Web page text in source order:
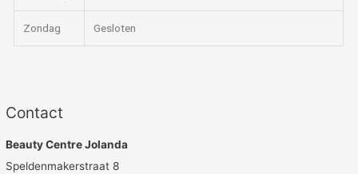
Zondag Gesloten
Contact
Beauty Centre Jolanda
Speldenmakerstraat 8